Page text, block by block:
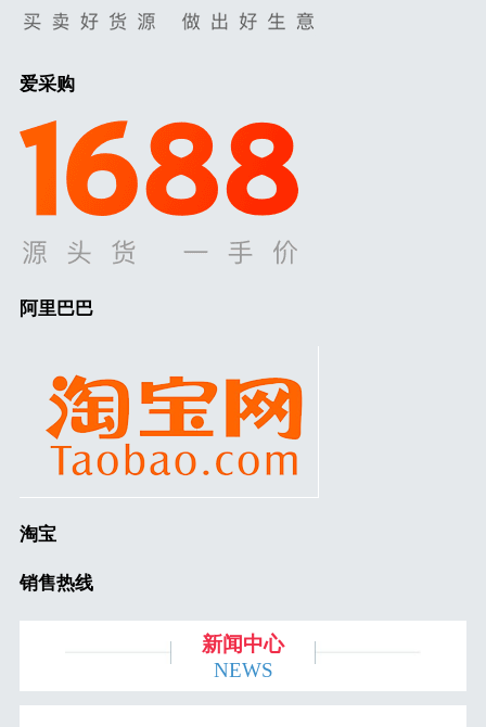
爱采购
阿里巴巴
淘宝
销售热线
新闻中心
NEWS